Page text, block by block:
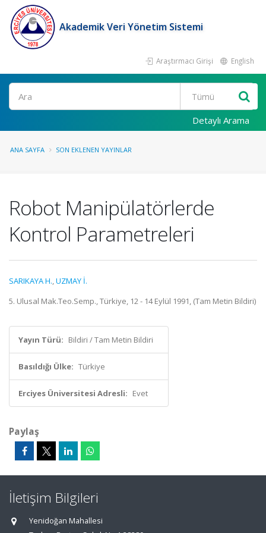
Akademik Veri Yönetim Sistemi
Araştırmacı Girişi English
Ara
Detaylı Arama
ANA SAYFA SON EKLENEN YAYINLAR
Robot Manipülatörlerde
Kontrol Parametreleri
SARIKAYA H.,UZMAY İ.
5. Ulusal Mak.Teo.Semp., Türkiye, 12 - 14 Eylül 1991, (Tam Metin Bildiri)
Yayın Türü: Bildiri / Tam Metin Bildiri
Basıldığı Ülke: Türkiye
Erciyes Üniversitesi Adresli: Evet
Paylaş
İletişim Bilgileri
Yenidoğan Mahallesi